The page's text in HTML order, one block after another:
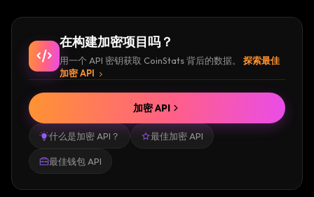
在构建加密项目吗？
用一个 API 密钥获取 CoinStats 背后的数据。
探索最佳
加密 API
什么是加密 API？ 最佳加密 API
最佳钱包 API
加密 API